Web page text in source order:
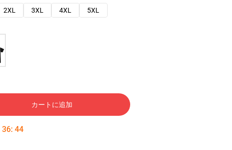
2XL 3XL 4XL
5XL
カートに追加
36: 43